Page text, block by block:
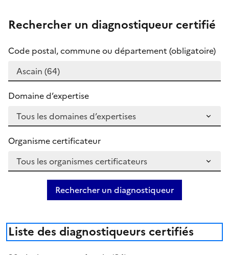
Rechercher un diagnostiqueur certifié
Code postal, commune ou département (obligatoire)
Domaine d’expertise
Organisme certificateur
Rechercher un diagnostiqueur
Liste des diagnostiqueurs certifiés